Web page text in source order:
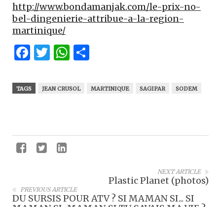
http://www.bondamanjak.com/le-prix-no-
bel-dingenierie-attribue-a-la-region-
martinique/
Facebook
Twitter
WhatsApp
TAGS JEAN CRUSOL MARTINIQUE SAGIPAR SODEM
NEXT ARTICLE
Plastic Planet (photos)
PREVIOUS ARTICLE
DU SURSIS POUR ATV ? SI MAMAN SI... SI